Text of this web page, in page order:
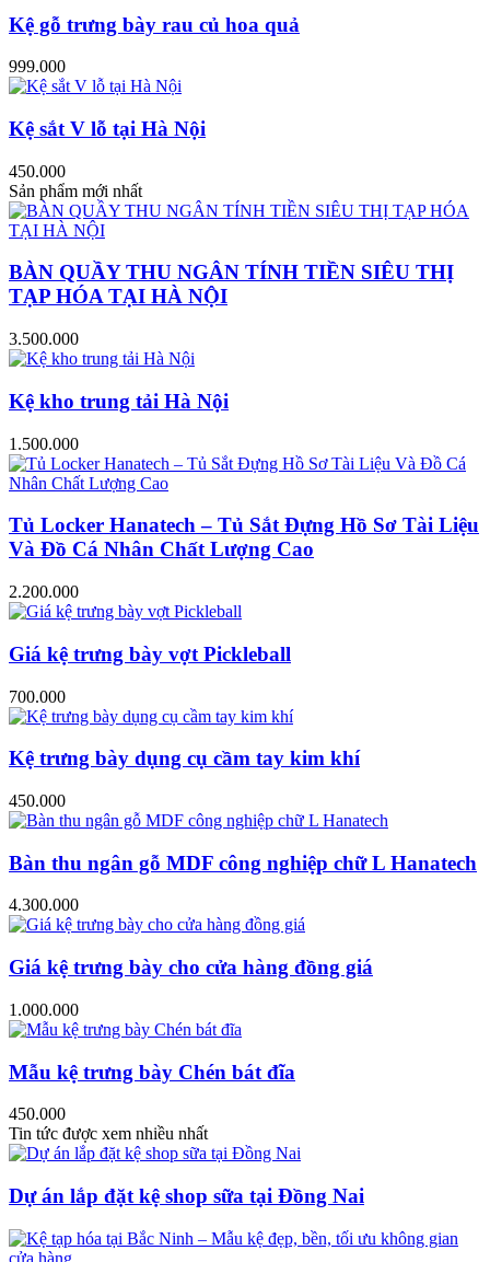
Kệ gỗ trưng bày rau củ hoa quả
999.000
Kệ sắt V lỗ tại Hà Nội
450.000
Sản phẩm mới nhất
BÀN QUẦY THU NGÂN TÍNH TIỀN SIÊU THỊ
TẠP HÓA TẠI HÀ NỘI
3.500.000
Kệ kho trung tải Hà Nội
1.500.000
Tủ Locker Hanatech – Tủ Sắt Đựng Hồ Sơ Tài Liệu
Và Đồ Cá Nhân Chất Lượng Cao
2.200.000
Giá kệ trưng bày vợt Pickleball
700.000
Kệ trưng bày dụng cụ cầm tay kim khí
450.000
Bàn thu ngân gỗ MDF công nghiệp chữ L Hanatech
4.300.000
Giá kệ trưng bày cho cửa hàng đồng giá
1.000.000
Mẫu kệ trưng bày Chén bát đĩa
450.000
Tin tức được xem nhiều nhất
Dự án lắp đặt kệ shop sữa tại Đồng Nai